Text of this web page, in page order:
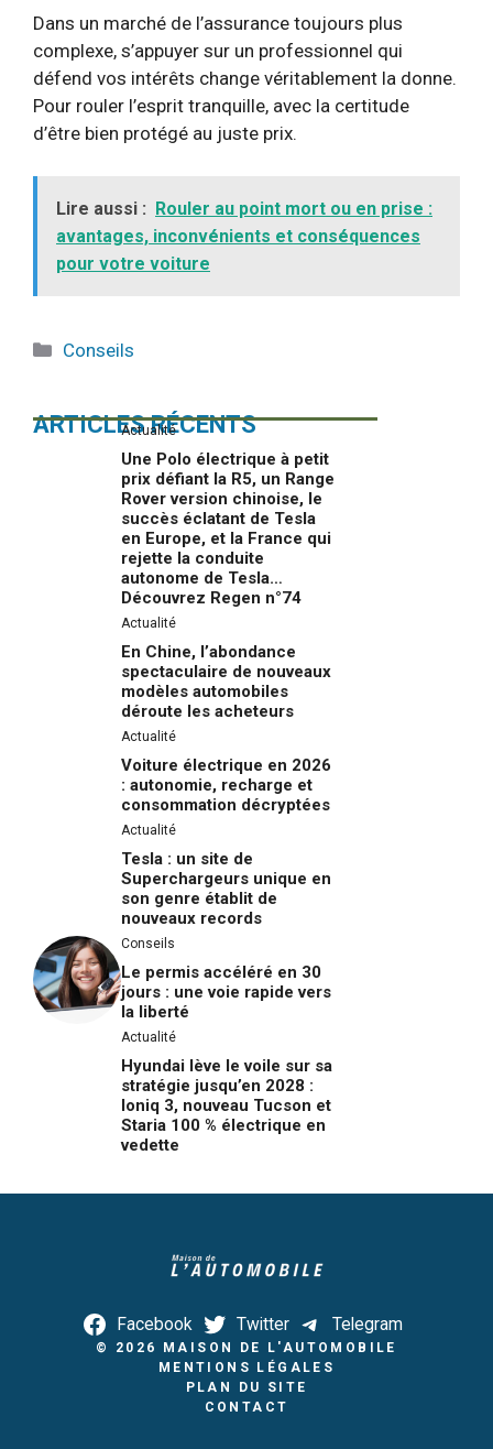
Dans un marché de l’assurance toujours plus
complexe, s’appuyer sur un professionnel qui
défend vos intérêts change véritablement la donne.
Pour rouler l’esprit tranquille, avec la certitude
d’être bien protégé au juste prix.
Lire aussi : Rouler au point mort ou en prise :
avantages, inconvénients et conséquences
pour votre voiture
Catégories
Conseils
ARTICLES RÉCENTS
Actualité
Une Polo électrique à petit
prix défiant la R5, un Range
Rover version chinoise, le
succès éclatant de Tesla
en Europe, et la France qui
rejette la conduite
autonome de Tesla…
Découvrez Regen n°74
Actualité
En Chine, l’abondance
spectaculaire de nouveaux
modèles automobiles
déroute les acheteurs
Actualité
Voiture électrique en 2026
: autonomie, recharge et
consommation décryptées
Actualité
Tesla : un site de
Superchargeurs unique en
son genre établit de
nouveaux records
Conseils
Le permis accéléré en 30
jours : une voie rapide vers
la liberté
Actualité
Hyundai lève le voile sur sa
stratégie jusqu’en 2028 :
Ioniq 3, nouveau Tucson et
Staria 100 % électrique en
vedette
Facebook Twitter Telegram
© 2026 MAISON DE L'AUTOMOBILE
MENTIONS LÉGALES
PLAN DU SITE
CONTACT